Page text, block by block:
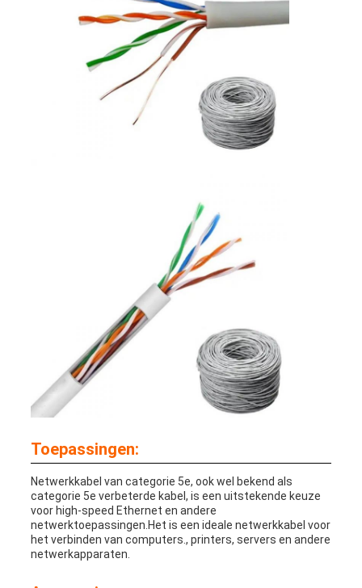
Toepassingen:
Netwerkkabel van categorie 5e, ook wel bekend als
categorie 5e verbeterde kabel, is een uitstekende keuze
voor high-speed Ethernet en andere
netwerktoepassingen.Het is een ideale netwerkkabel voor
het verbinden van computers., printers, servers en andere
netwerkapparaten.